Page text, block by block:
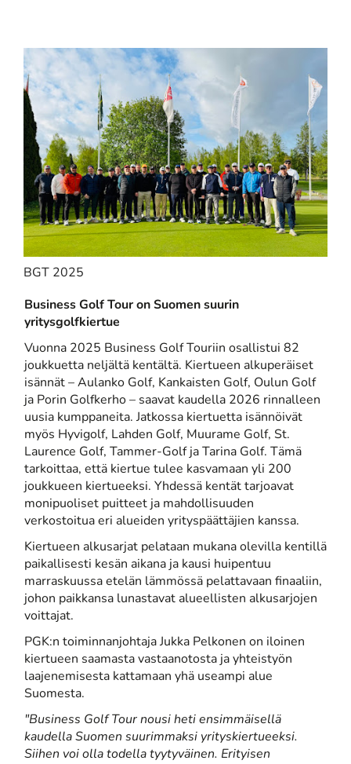
BGT 2025
Business Golf Tour on Suomen suurin
yritysgolfkiertue
Vuonna 2025 Business Golf Touriin osallistui 82
joukkuetta neljältä kentältä. Kiertueen alkuperäiset
isännät – Aulanko Golf, Kankaisten Golf, Oulun Golf
ja Porin Golfkerho – saavat kaudella 2026 rinnalleen
uusia kumppaneita. Jatkossa kiertuetta isännöivät
myös Hyvigolf, Lahden Golf, Muurame Golf, St.
Laurence Golf, Tammer-Golf ja Tarina Golf. Tämä
tarkoittaa, että kiertue tulee kasvamaan yli 200
joukkueen kiertueeksi. Yhdessä kentät tarjoavat
monipuoliset puitteet ja mahdollisuuden
verkostoitua eri alueiden yrityspäättäjien kanssa.
Kiertueen alkusarjat pelataan mukana olevilla kentillä
paikallisesti kesän aikana ja kausi huipentuu
marraskuussa etelän lämmössä pelattavaan finaaliin,
johon paikkansa lunastavat alueellisten alkusarjojen
voittajat.
PGK:n toiminnanjohtaja Jukka Pelkonen on iloinen
kiertueen saamasta vastaanotosta ja yhteistyön
laajenemisesta kattamaan yhä useampi alue
Suomesta.
"Business Golf Tour nousi heti ensimmäisellä
kaudella Suomen suurimmaksi yrityskiertueeksi.
Siihen voi olla todella tyytyväinen. Erityisen